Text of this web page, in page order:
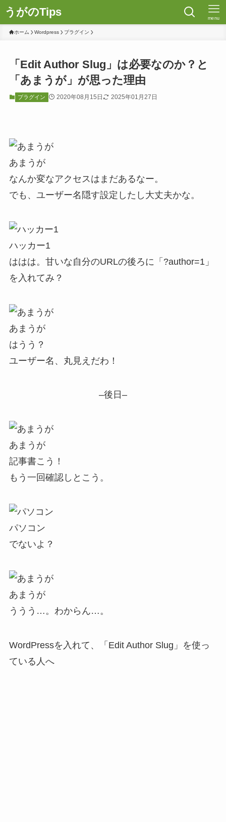
うがのTips menu
ホーム Wordpress プラグイン
「Edit Author Slug」は必要なのか？と
「あまうが」が思った理由
プラグイン 2020年08月15日 2025年01月27日
あまうが
なんか変なアクセスはまだあるなー。
でも、ユーザー名隠す設定したし大丈夫かな。
ハッカー1
ははは。甘いな自分のURLの後ろに「?author=1」
を入れてみ？
あまうが
はうう？
ユーザー名、丸見えだわ！
–後日–
あまうが
記事書こう！
もう一回確認しとこう。
パソコン
でないよ？
あまうが
ううう…。わからん…。
WordPressを入れて、「Edit Author Slug」を使っ
ている人へ